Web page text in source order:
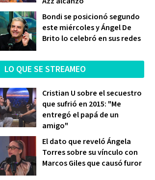
Bondi se posicionó segundo
este miércoles y Ángel De
Brito lo celebró en sus redes
LO QUE SE STREAMEO
Cristian U sobre el secuestro
que sufrió en 2015: "Me
entregó el papá de un
amigo"
El dato que reveló Ángela
Torres sobre su vínculo con
Marcos Giles que causó furor